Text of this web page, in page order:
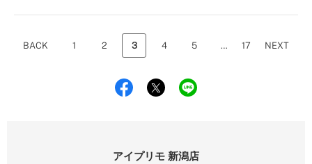
BACK 1 2 3 4 5 … 17 NEXT
アイプリモ 新潟店